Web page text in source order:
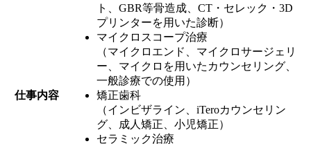
仕事内容
ト、GBR等骨造成、CT・セレック・3D
プリンターを用いた診断）
マイクロスコープ治療
（マイクロエンド、マイクロサージェリ
ー、マイクロを用いたカウンセリング、
一般診療での使用）
矯正歯科
（インビザライン、iTeroカウンセリン
グ、成人矯正、小児矯正）
セラミック治療